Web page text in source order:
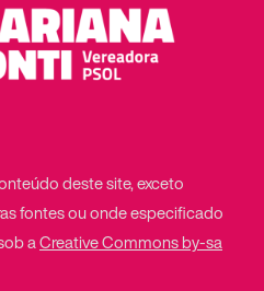
deste site, exceto
fontes ou onde especificado
aCreative Commons by-sa